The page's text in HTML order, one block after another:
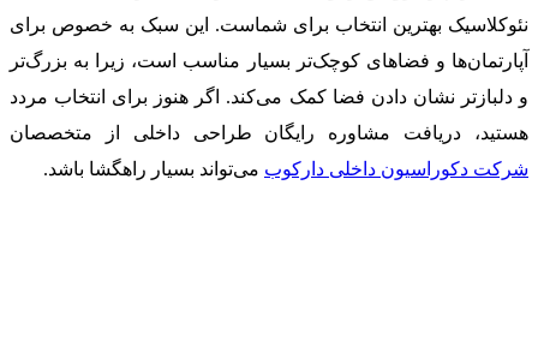
نئوکلاسیک بهترین انتخاب برای شماست. این سبک به خصوص برای
آپارتمان‌ها و فضاهای کوچک‌تر بسیار مناسب است، زیرا به بزرگ‌تر
و دلبازتر نشان دادن فضا کمک می‌کند. اگر هنوز برای انتخاب مردد
هستید، دریافت مشاوره رایگان طراحی داخلی از متخصصان
شرکت دکوراسیون داخلی دارکوب می‌تواند بسیار راهگشا باشد.